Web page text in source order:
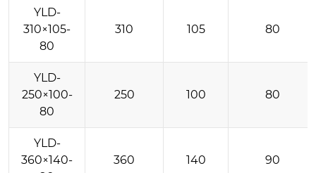
YLD-
310×105-
80
310 105 80
YLD-
250×100-
80
250 100 80
YLD-
360×140-
360 140 90